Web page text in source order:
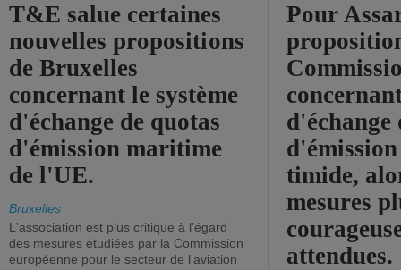
T&E salue certaines
nouvelles propositions
de Bruxelles
concernant le système
d'échange de quotas
d'émission maritime
de l'UE.
Bruxelles
L'association est plus critique à l'égard
des mesures étudiées par la Commission
européenne pour le secteur de l'aviation
Pour
d'échange
timide,
mesures
attendues.